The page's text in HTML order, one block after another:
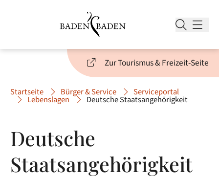
Zur Tourismus & Freizeit-Seite
Startseite Bürger & Service Serviceportal
Lebenslagen Deutsche Staatsangehörigkeit
Deutsche
Staatsangehörigkeit